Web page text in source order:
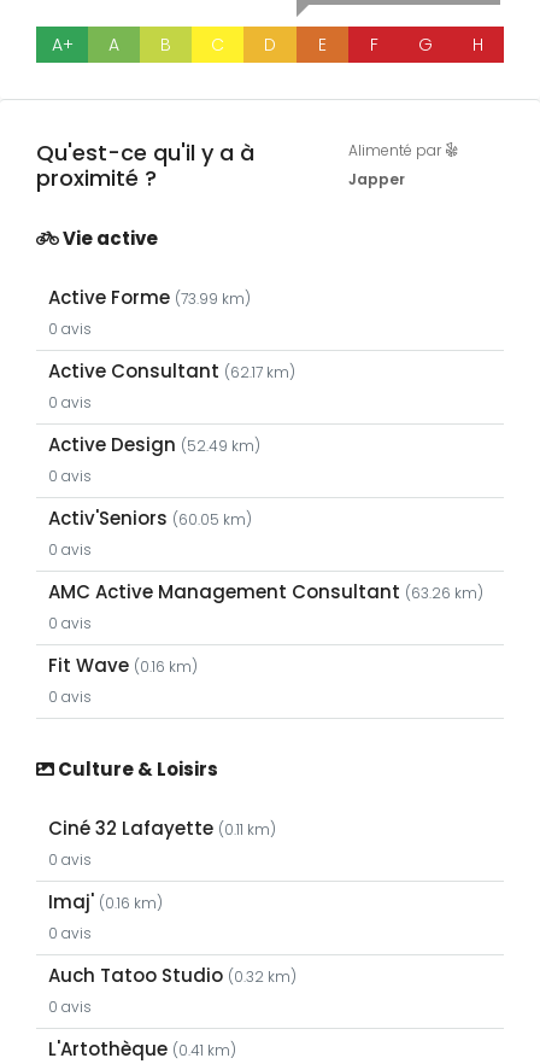
A+ A B C D E F G H
Qu'est-ce qu'il y a à
proximité ?
Alimenté par
Japper
Vie active
Active Forme (73.99 km)
0 avis
Active Consultant (62.17 km)
0 avis
Active Design (52.49 km)
0 avis
Activ'Seniors (60.05 km)
0 avis
AMC Active Management Consultant (63.26 km)
0 avis
Fit Wave (0.16 km)
0 avis
Culture & Loisirs
Ciné 32 Lafayette (0.11 km)
0 avis
Imaj' (0.16 km)
0 avis
Auch Tatoo Studio (0.32 km)
0 avis
L'Artothèque (0.41 km)